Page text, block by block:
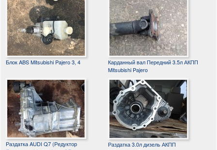
Блок ABS Mitsubishi Pajero 3, 4
Карданный вал Передний 3.5л АКПП
Mitsubishi Pajero
Раздатка AUDI Q7 (Редуктор
Раздатка 3.0л дизель АКПП